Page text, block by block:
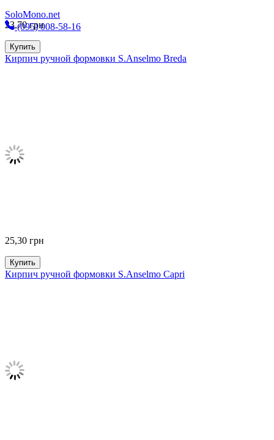
23,70грн
Купить
Кирпич ручной формовки S.Anselmo Breda
25,30 грн
Купить
Кирпич ручной формовки S.Anselmo Capri
SoloMono.net
(095) 008-58-16